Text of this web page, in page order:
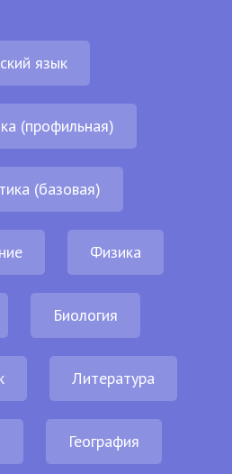
язык
(профильная)
(базовая)
Физика
Биология
Литература
География